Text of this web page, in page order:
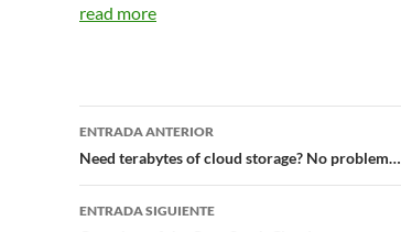
read more
Navegador
de
entradas
ENTRADA ANTERIOR
Need terabytes of cloud storage? No problem…
ENTRADA SIGUIENTE